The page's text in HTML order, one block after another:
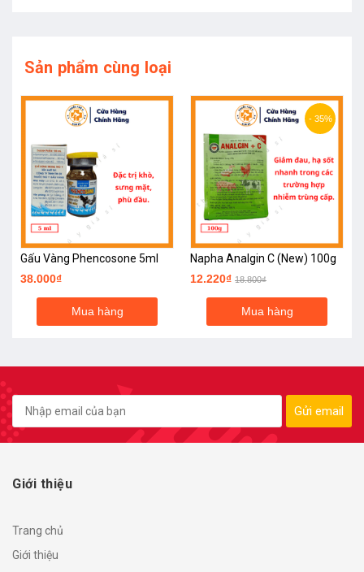
Sản phẩm cùng loại
Gấu Vàng Phencosone 5ml
38.000₫
Mua hàng
- 35%
Napha Analgin C (New) 100g
12.220₫ 18.800₫
Mua hàng
Gửi email
Giới thiệu
Trang chủ
Giới thiệu